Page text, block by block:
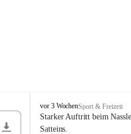
F
r
e
vor 3 WochenSport & Freizeit
Starker Auftritt beim
Satteins.